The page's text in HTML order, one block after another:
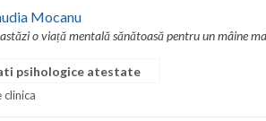
Mocanu
o viață mentală sănătoasă pentru un mâine
psihologice atestate
clinica